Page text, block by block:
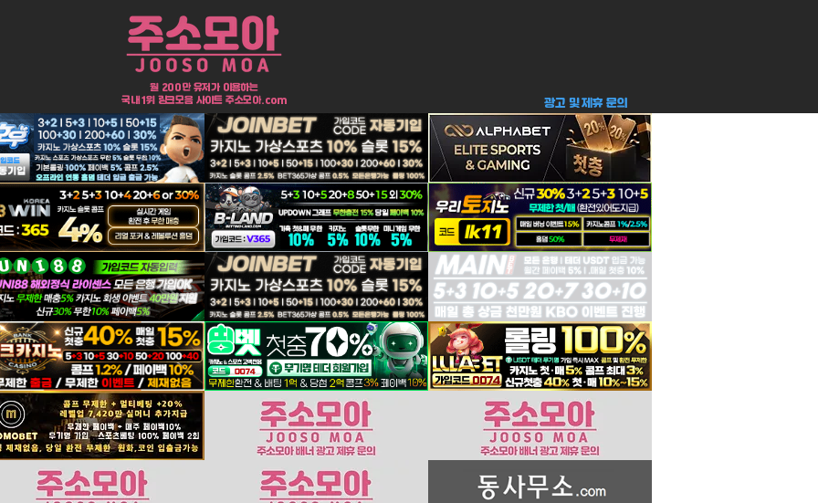
​월 200만 유저가 이용하는
국내 1위 링크모음 사이트 주소모아.com ​광고 및 제휴 문의